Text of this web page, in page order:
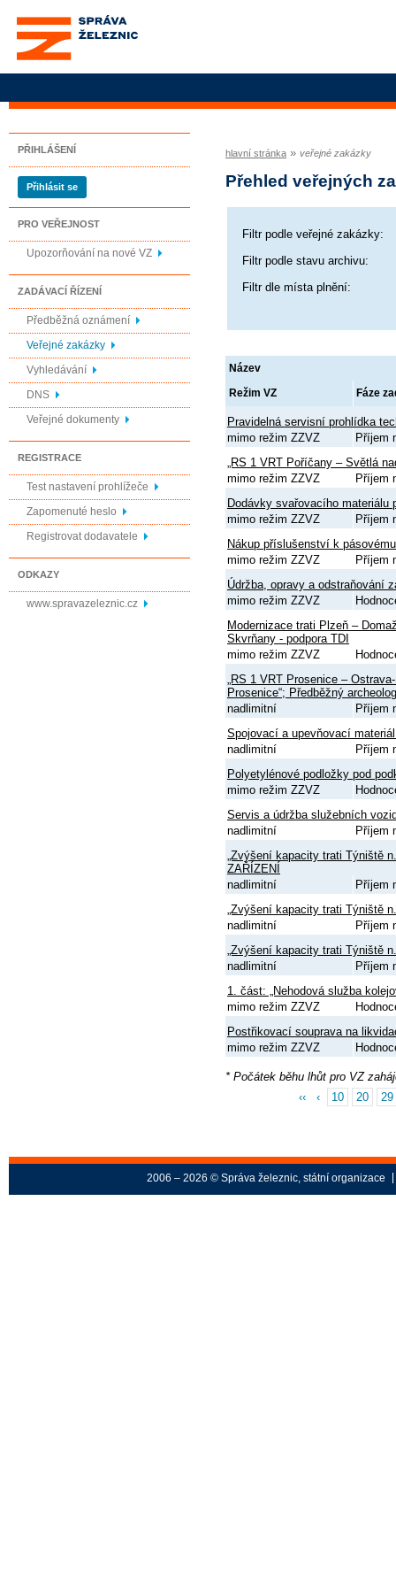
Správa železnic, státní
organizace
PŘIHLÁŠENÍ
Přihlásit se
PRO VEŘEJNOST
Upozorňování na nové VZ
ZADÁVACÍ ŘÍZENÍ
Předběžná oznámení
Veřejné zakázky
Vyhledávání
DNS
Veřejné dokumenty
REGISTRACE
Test nastavení prohlížeče
Zapomenuté heslo
Registrovat dodavatele
ODKAZY
www.spravazeleznic.cz
hlavní stránka » veřejné zakázky
Přehled veřejných
Filtr podle veřejné zakázky:
Filtr podle stavu archivu:
Filtr dle místa plnění:
Název
Režim VZ Fáze
Pravidelná servisní prohlídka
mimo režim ZZVZ
Příjem
„RS 1 VRT Poříčany – Světlá
mimo režim ZZVZ
Příjem
Dodávky svařovacího materiálu
mimo režim ZZVZ
Příjem
Nákup příslušenství k
mimo režim ZZVZ
Příjem
Údržba, opravy a odstraňování
mimo režim ZZVZ
Modernizace trati Plzeň –
Skvrňany - podpora TDI
mimo režim ZZVZ
„RS 1 VRT Prosenice –
Prosenice“; Předběžný
nadlimitní
Příjem
Spojovací a upevňovací
nadlimitní
Příjem
Polyetylénové podložky pod
mimo režim ZZVZ
Servis a údržba služebních
nadlimitní
Příjem
„Zvýšení kapacity trati Týniště
ZAŘÍZENÍ
nadlimitní
Příjem
„Zvýšení kapacity trati Týniště
nadlimitní
Příjem
„Zvýšení kapacity trati Týniště
nadlimitní
Příjem
1. část: „Nehodová služba
mimo režim ZZVZ
Postřikovací souprava na
mimo režim ZZVZ
* Počátek běhu lhůt pro VZ
‹‹
‹ 10 20 29
2006 – 2026 © Správa železnic, státní organizace